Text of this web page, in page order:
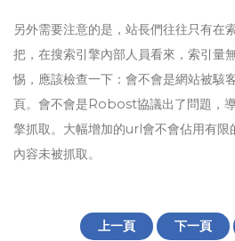
另外需要注意的是，站長們往往只有在
把，在搜索引擎內部人員看來，索引量
惕，應該檢查一下：會不會是網站被駭
頁。會不會是Robost協議出了問題，
擎抓取。大幅增加的url會不會佔用有限
內容未被抓取。
上一頁 下一頁